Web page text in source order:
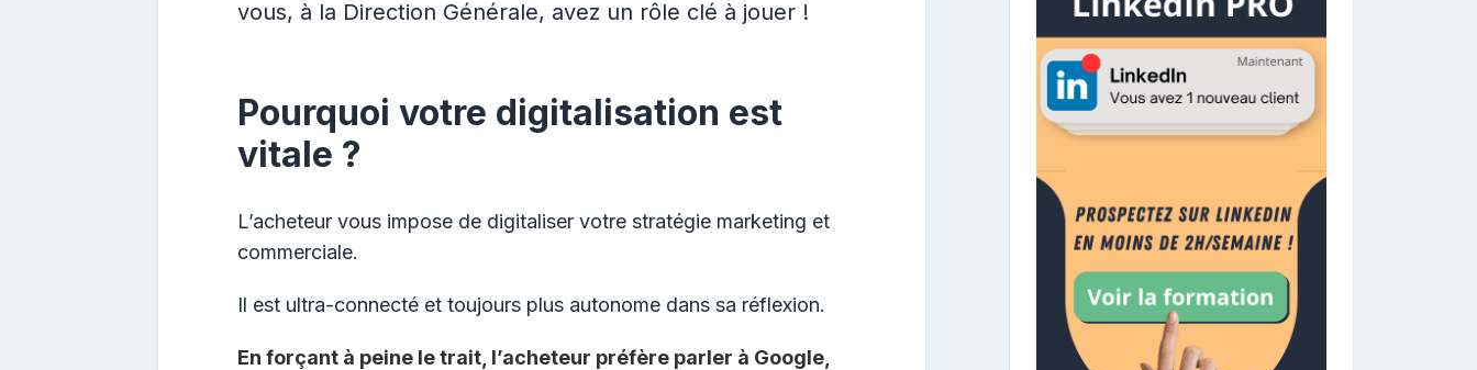
vous, à la Direction Générale, avez un rôle clé à jouer !
Pourquoi votre digitalisation est
vitale ?
L’acheteur vous impose de digitaliser votre stratégie marketing et
commerciale.
Il est ultra-connecté et toujours plus autonome dans sa réflexion.
En forçant à peine le trait, l’acheteur préfère parler à Google,